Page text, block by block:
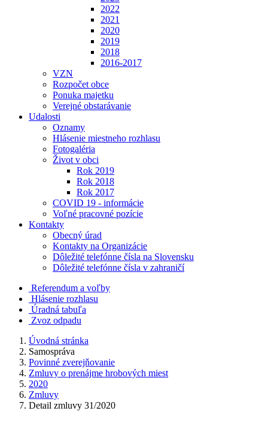
2022
2021
2020
2019
2018
2016-2017
VZN
Rozpočet obce
Ponuka majetku
Verejné obstarávanie
Udalosti
Oznamy
Hlásenie miestneho rozhlasu
Fotogaléria
Život v obci
Rok 2019
Rok 2018
Rok 2017
COVID 19 - informácie
Voľné pracovné pozície
Kontakty
Obecný úrad
Kontakty na Organizácie
Dôležité telefónne čísla na Slovensku
Dôležité telefónne čísla v zahraničí
Referendum a voľby
Hlásenie rozhlasu
Úradná tabuľa
Zvoz odpadu
Úvodná stránka
Samospráva
Povinné zverejňovanie
Zmluvy o prenájme hrobových miest
2020
Zmluvy
Detail zmluvy 31/2020